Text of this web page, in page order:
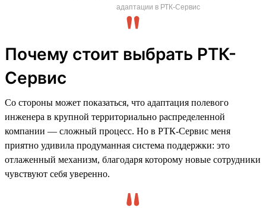
адаптации в РТК-Сервис
Почему стоит выбрать РТК-
Сервис
Со стороны может показаться, что адаптация полевого
инженера в крупной территориально распределенной
компании — сложный процесс. Но в РТК-Сервис меня
приятно удивила продуманная система поддержки: это
отлаженный механизм, благодаря которому новые сотрудники
чувствуют себя уверенно.